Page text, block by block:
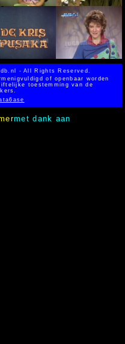
- All Rights Reserved.
of openbaar worden
toestemming van de
Data6ase
met dank aan